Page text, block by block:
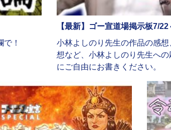
！
【最新】ゴー宣道場掲示板7/22
小林よしのり先生の作品の感
想など、小林よしのり先生へ
にご自由にお書きください。